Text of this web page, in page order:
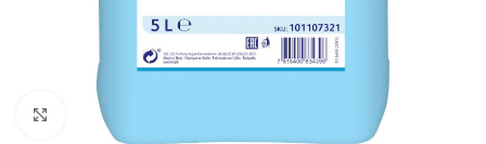
Click to enlarge